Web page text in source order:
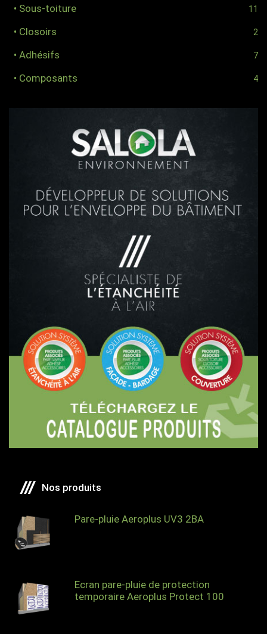
• Sous-toiture 11
• Closoirs 2
• Adhésifs 7
• Composants 4
Nos produits
Pare-pluie Aeroplus UV3 2BA
Ecran pare-pluie de protection
temporaire Aeroplus Protect 100